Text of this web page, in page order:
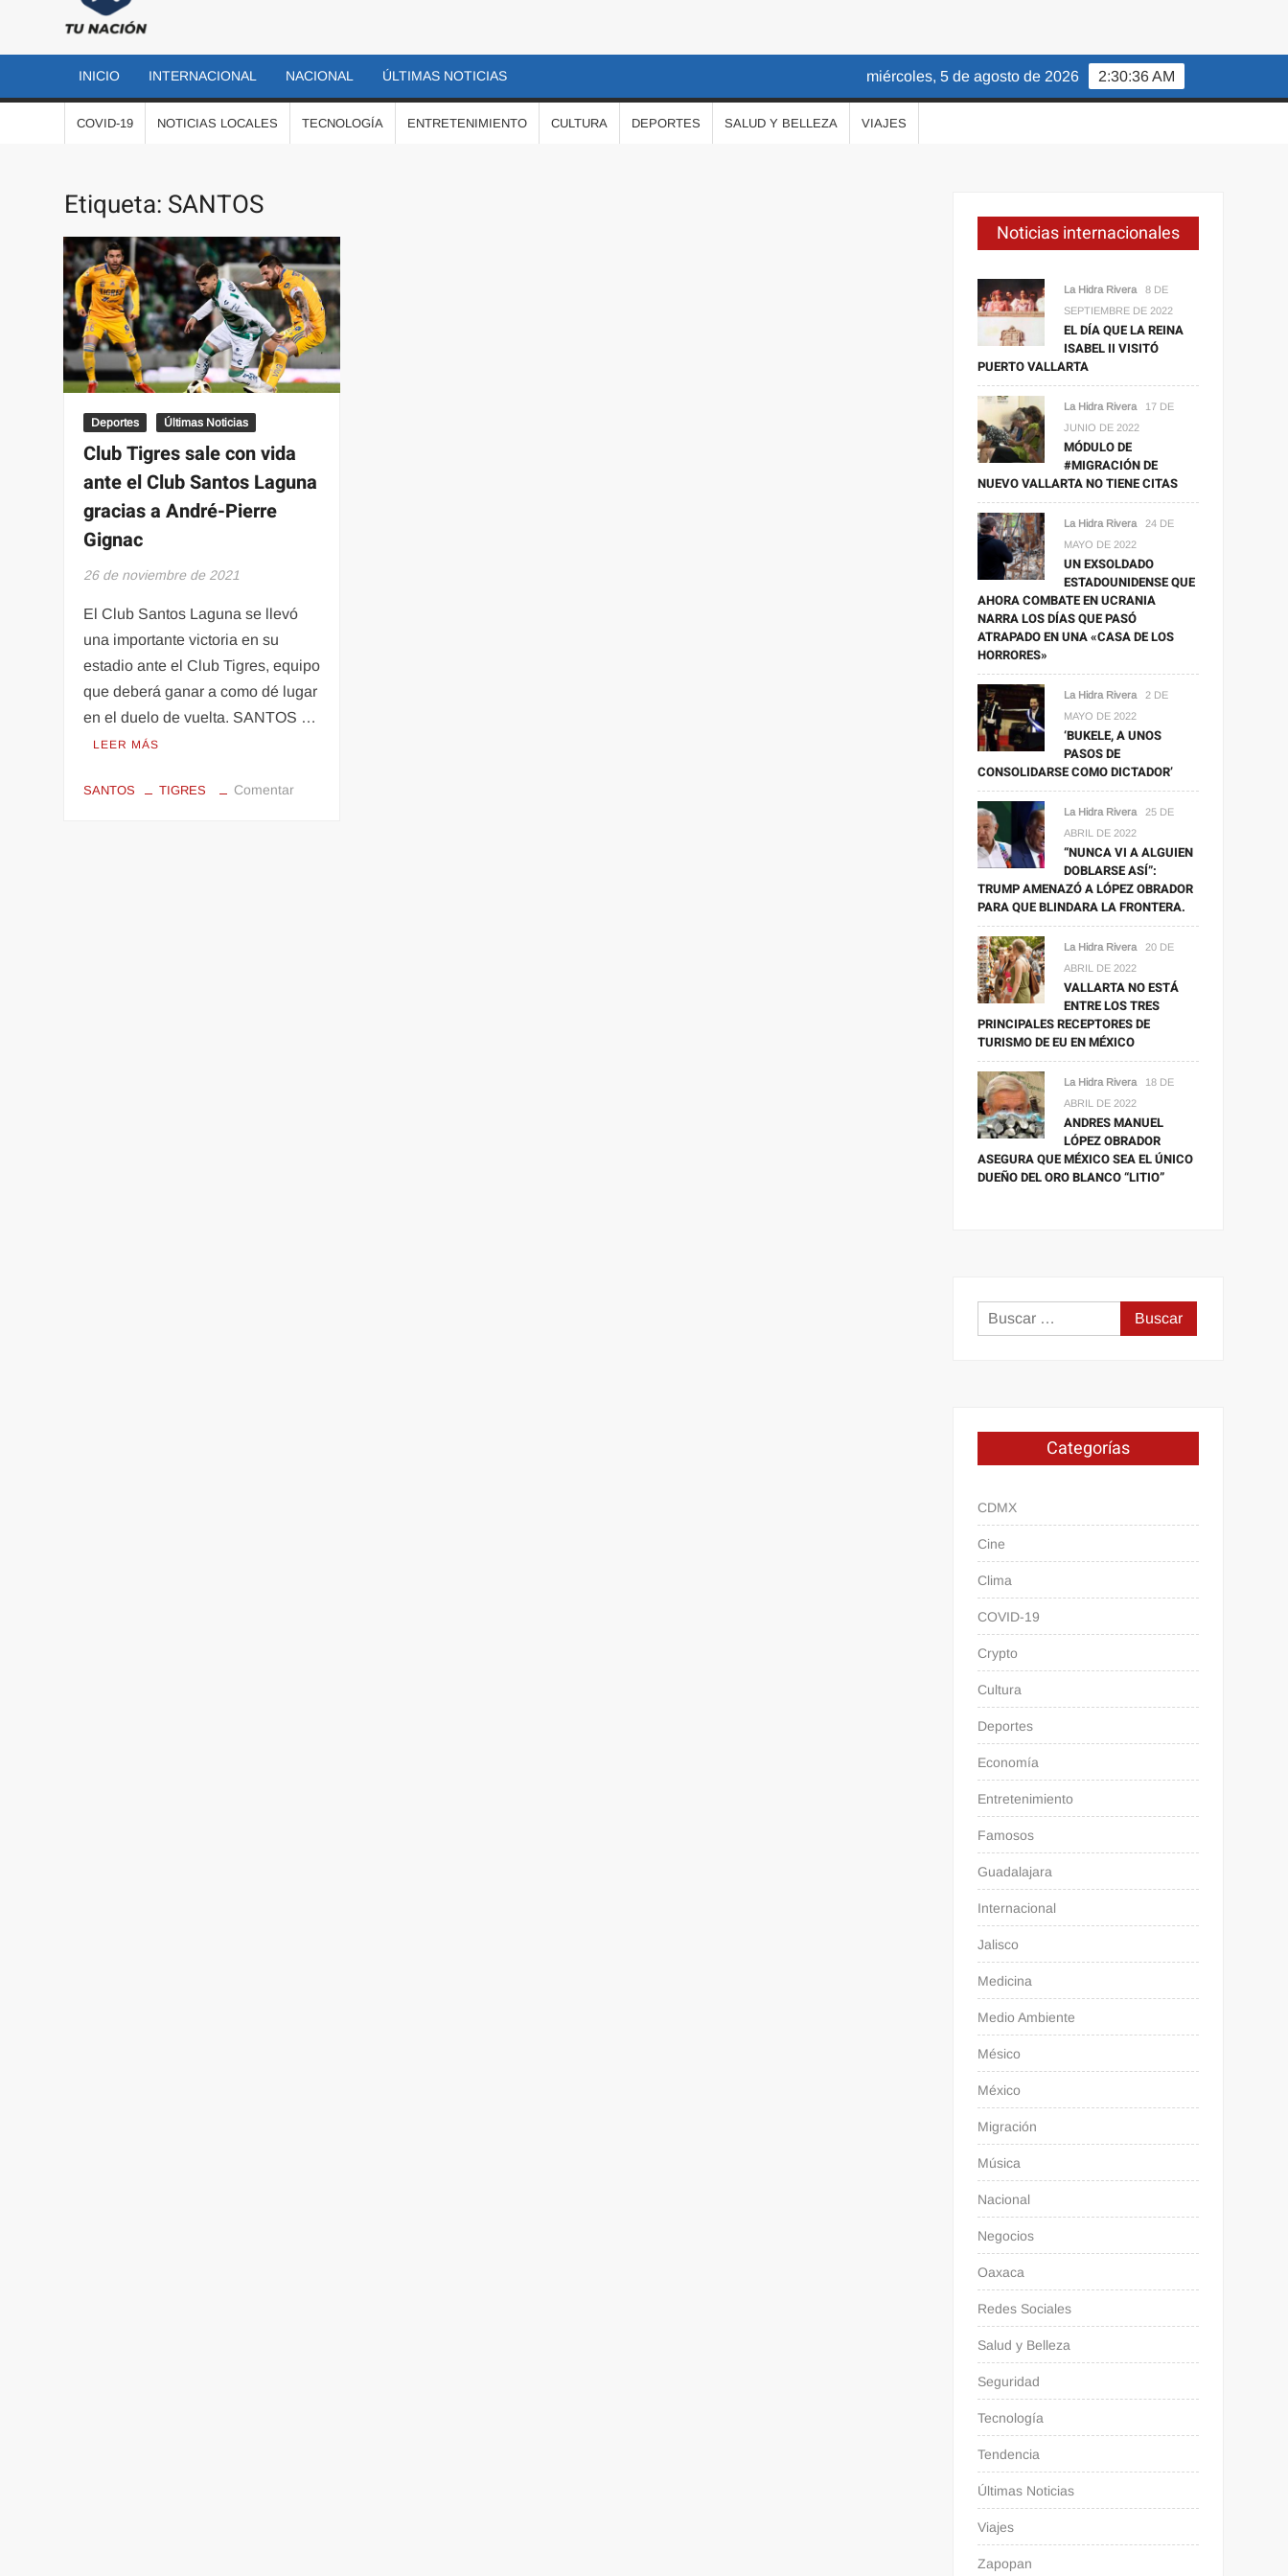
NACIÓN
más
importantes
al momento
INICIO INTERNACIONAL NACIONAL ÚLTIMAS NOTICIAS 2:30:36 AM
miércoles, 5 de agosto de 2026
COVID-19 NOTICIAS LOCALES TECNOLOGÍA ENTRETENIMIENTO CULTURA DEPORTES SALUD Y BELLEZA VIAJES
Etiqueta: SANTOS
Deportes Últimas Noticias
Club Tigres sale con vida
ante el Club Santos Laguna
gracias a André-Pierre
Gignac
26 de noviembre de 2021
El Club Santos Laguna se llevó
una importante victoria en su
estadio ante el Club Tigres, equipo
que deberá ganar a como dé lugar
en el duelo de vuelta. SANTOS …
LEER MÁS
SANTOS TIGRES Comentaren
Noticias internacionales
La Hidra Rivera
8 DE
SEPTIEMBRE DE 2022
EL DÍA QUE LA REINA
ISABEL II VISITÓ
PUERTO VALLARTA
La Hidra Rivera
17 DE
JUNIO DE 2022
MÓDULO DE
#MIGRACIÓN DE
NUEVO VALLARTA NO TIENE CITAS
La Hidra Rivera
24 DE
MAYO DE 2022
UN EXSOLDADO
ESTADOUNIDENSE QUE
AHORA COMBATE EN UCRANIA
NARRA LOS DÍAS QUE PASÓ
ATRAPADO EN UNA «CASA DE LOS
HORRORES»
La Hidra Rivera
2 DE
MAYO DE 2022
‘BUKELE, A UNOS
PASOS DE
CONSOLIDARSE COMO DICTADOR’
La Hidra Rivera
25 DE
ABRIL DE 2022
“NUNCA VI A ALGUIEN
DOBLARSE ASÍ”:
TRUMP AMENAZÓ A LÓPEZ OBRADOR
PARA QUE BLINDARA LA FRONTERA.
La Hidra Rivera
20 DE
ABRIL DE 2022
VALLARTA NO ESTÁ
ENTRE LOS TRES
PRINCIPALES RECEPTORES DE
TURISMO DE EU EN MÉXICO
La Hidra Rivera
18 DE
ABRIL DE 2022
ANDRES MANUEL
LÓPEZ OBRADOR
ASEGURA QUE MÉXICO SEA EL ÚNICO
DUEÑO DEL ORO BLANCO “LITIO”
Buscar:
Categorías
CDMX
Cine
Clima
COVID-19
Crypto
Cultura
Deportes
Economía
Entretenimiento
Famosos
Guadalajara
Internacional
Jalisco
Medicina
Medio Ambiente
Mésico
México
Migración
Música
Nacional
Negocios
Oaxaca
Redes Sociales
Salud y Belleza
Seguridad
Tecnología
Tendencia
Últimas Noticias
Viajes
Zapopan